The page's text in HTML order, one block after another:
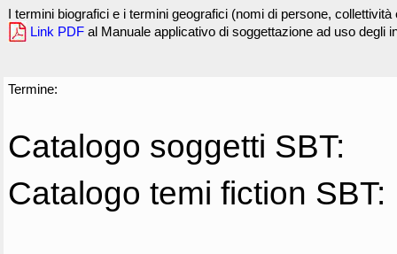
I termini biografici e i termini geografici (nomi di persone,
Link PDF al Manuale applicativo di soggettazione ad uso degli
Termine:
Catalogo soggetti SBT:
Catalogo temi fiction SBT: